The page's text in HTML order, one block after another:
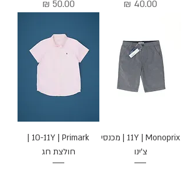
מחיר מחיר
11Y | Monoprix | מכנסי
צ'ינו
10-11Y | Primark |
חולצת חג